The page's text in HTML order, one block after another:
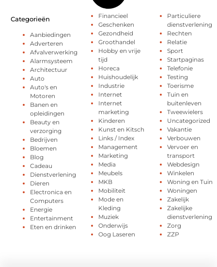
Categorieën
Aanbiedingen
Adverteren
Afvalverwerking
Alarmsysteem
Architectuur
Auto
Auto's en
Motoren
Banen en
opleidingen
Beauty en
verzorging
Bedrijven
Bloemen
Blog
Cadeau
Dienstverlening
Dieren
Electronica en
Computers
Energie
Entertainment
Eten en drinken
Financieel
Geschenken
Gezondheid
Groothandel
Hobby en vrije
tijd
Horeca
Huishoudelijk
Industrie
Internet
Internet
marketing
Kinderen
Kunst en Kitsch
Links / Index
Management
Marketing
Media
Meubels
MKB
Mobiliteit
Mode en
Kleding
Muziek
Onderwijs
Oog Laseren
Particuliere
dienstverlening
Rechten
Relatie
Sport
Startpaginas
Telefonie
Testing
Toerisme
Tuin en
buitenleven
Tweewielers
Uncategorized
Vakantie
Verbouwen
Vervoer en
transport
Webdesign
Winkelen
Woning en Tuin
Woningen
Zakelijk
Zakelijke
dienstverlening
Zorg
ZZP